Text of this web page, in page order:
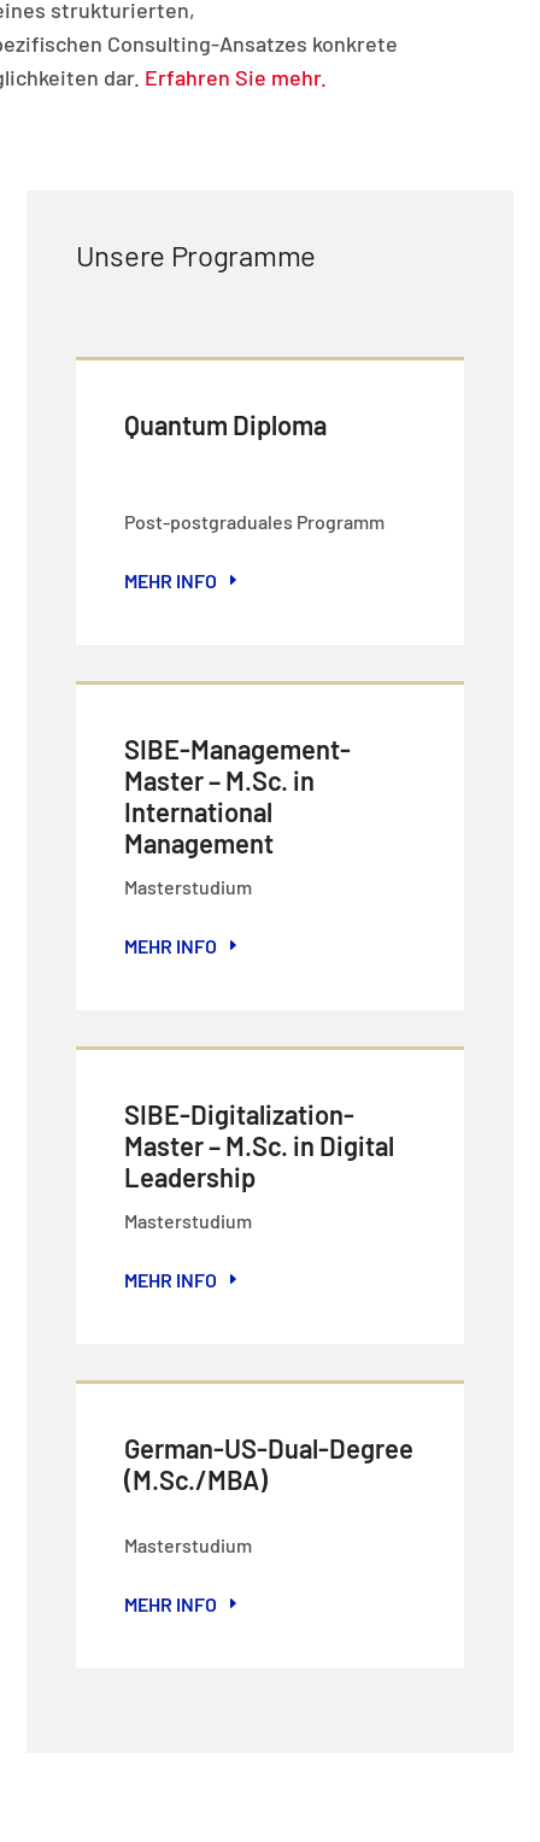
strukturierten,
Consulting-Ansatzes konkrete
dar. Erfahren Sie mehr.
Unsere Programme
Quantum Diploma
Post-postgraduales Programm
MEHR INFO
SIBE-Management-
Master – M.Sc. in
International
Management
Masterstudium
MEHR INFO
SIBE-Digitalization-
Master – M.Sc. in Digital
Leadership
Masterstudium
MEHR INFO
German-US-Dual-Degree
(M.Sc./MBA)
Masterstudium
MEHR INFO